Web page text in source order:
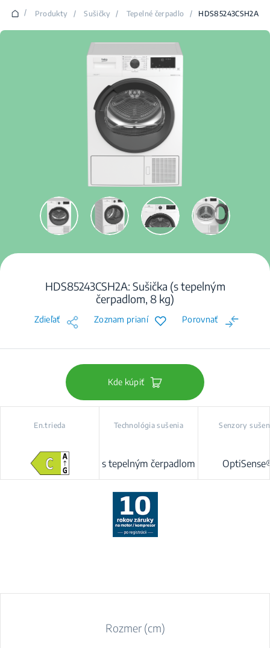
/ Produkty / Sušičky / Tepelné čerpadlo / HDS85243CSH2A
HDS85243CSH2A: Sušička (s tepelným
čerpadlom, 8 kg)
Zdieľať Zoznam prianí Porovnať
Kde kúpiť
En.trieda Technológia sušenia
s tepelným čerpadlom
Senzory
Rozmer (cm)